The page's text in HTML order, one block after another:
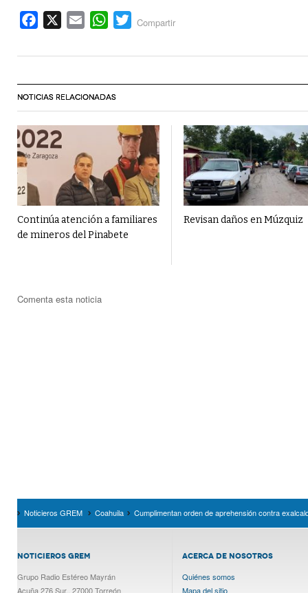
Facebook Email WhatsApp
Twitter
Compartir
NOTICIAS RELACIONADAS
Continúa atención a familiares
de mineros del Pinabete
Revisan daños en Múzquiz
Comenta esta noticia
Noticieros GREM Coahuila Cumplimentan orden de aprehensión contra
NOTICIEROS GREM
Grupo Radio Estéreo Mayrán
Acuña 276 Sur., 27000 Torreón
ACERCA DE NOSOTROS
Quiénes somos
Mapa del sitio